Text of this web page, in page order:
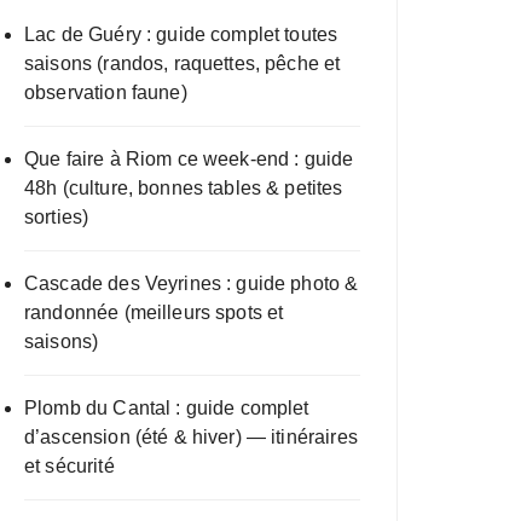
Lac de Guéry : guide complet toutes
saisons (randos, raquettes, pêche et
observation faune)
Que faire à Riom ce week-end : guide
48h (culture, bonnes tables & petites
sorties)
Cascade des Veyrines : guide photo &
randonnée (meilleurs spots et
saisons)
Plomb du Cantal : guide complet
d’ascension (été & hiver) — itinéraires
et sécurité